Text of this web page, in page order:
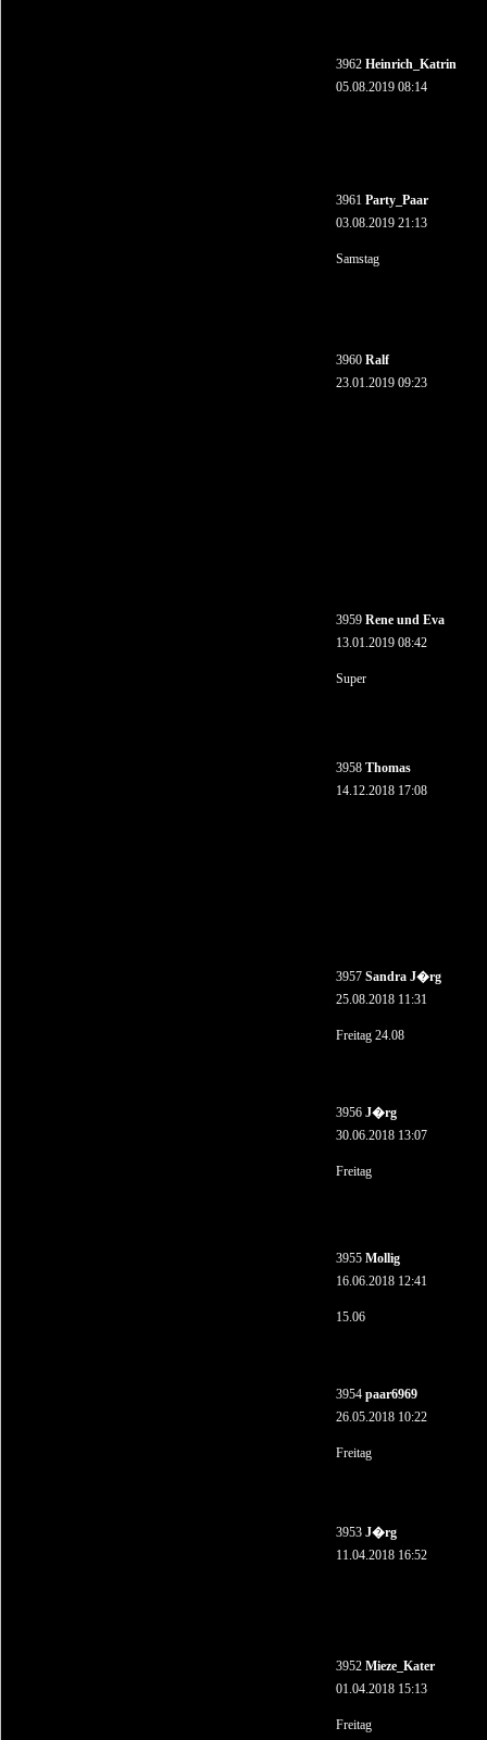
3962 Heinrich_Katrin
05.08.2019 08:14
3961 Party_Paar
03.08.2019 21:13
Samstag
3960 Ralf
23.01.2019 09:23
3959 Rene und Eva
13.01.2019 08:42
Super
3958 Thomas
14.12.2018 17:08
3957 Sandra J�rg
25.08.2018 11:31
Freitag 24.08
3956 J�rg
30.06.2018 13:07
Freitag
3955 Mollig
16.06.2018 12:41
15.06
3954 paar6969
26.05.2018 10:22
Freitag
3953 J�rg
11.04.2018 16:52
3952 Mieze_Kater
01.04.2018 15:13
Freitag